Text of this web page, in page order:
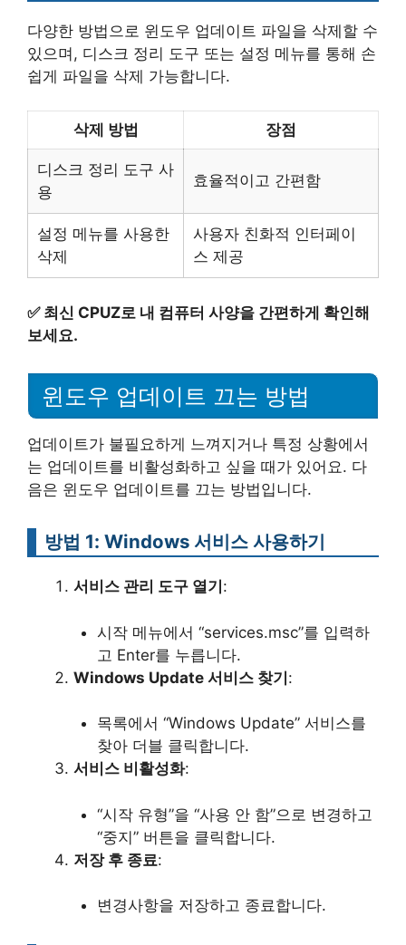
다양한 방법으로 윈도우 업데이트 파일을 삭제할 수
있으며, 디스크 정리 도구 또는 설정 메뉴를 통해 손
쉽게 파일을 삭제 가능합니다.
삭제 방법 장점
디스크 정리 도구 사
용
효율적이고 간편함
설정 메뉴를 사용한
삭제
사용자 친화적 인터페이
스 제공
✅ 최신 CPUZ로 내 컴퓨터 사양을 간편하게 확인해
보세요.
윈도우 업데이트 끄는 방법
업데이트가 불필요하게 느껴지거나 특정 상황에서
는 업데이트를 비활성화하고 싶을 때가 있어요. 다
음은 윈도우 업데이트를 끄는 방법입니다.
방법 1: Windows 서비스 사용하기
서비스 관리 도구 열기 :
시작 메뉴에서 “services.msc”를 입력하
고 Enter를 누릅니다.
Windows Update 서비스 찾기:
목록에서 “Windows Update” 서비스를
찾아 더블 클릭합니다.
서비스 비활성화:
“시작 유형”을 “사용 안 함”으로 변경하고
“중지” 버튼을 클릭합니다.
저장 후 종료:
변경사항을 저장하고 종료합니다.